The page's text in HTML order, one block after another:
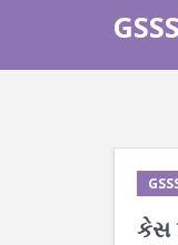
કેસ